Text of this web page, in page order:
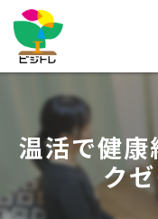
温活で健
ク